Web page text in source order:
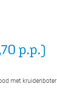
p.p.)
met kruidenboter